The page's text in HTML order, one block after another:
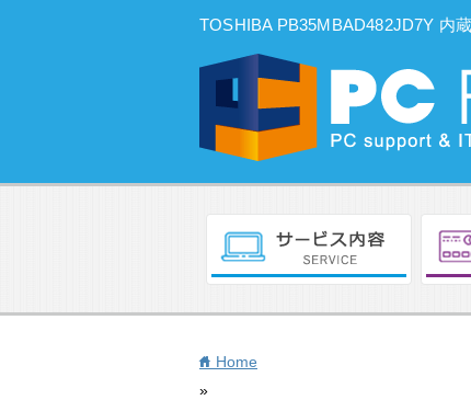
TOSHIBA PB35MBAD482JD7Y 内
home Home
»